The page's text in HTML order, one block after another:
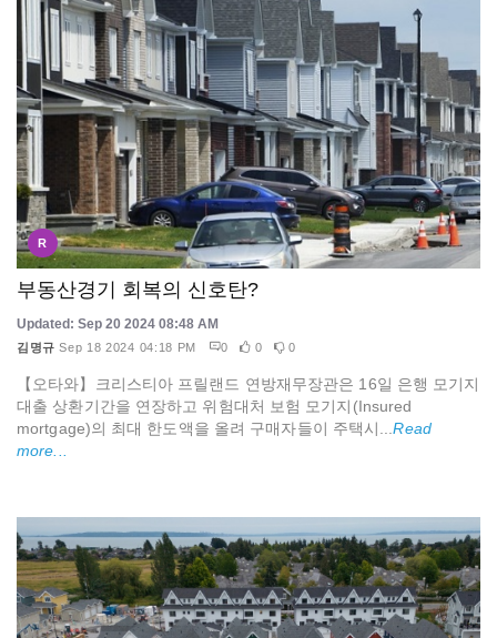
R
부동산경기 회복의 신호탄?
Updated: Sep 20 2024 08:48 AM
김명규 Sep 18 2024 04:18 PM 0 0 0
【오타와】크리스티아 프릴랜드 연방재무장관은 16일 은행 모기지
대출 상환기간을 연장하고 위험대처 보험 모기지(Insured
mortgage)의 최대 한도액을 올려 구매자들이 주택시...Read
more...